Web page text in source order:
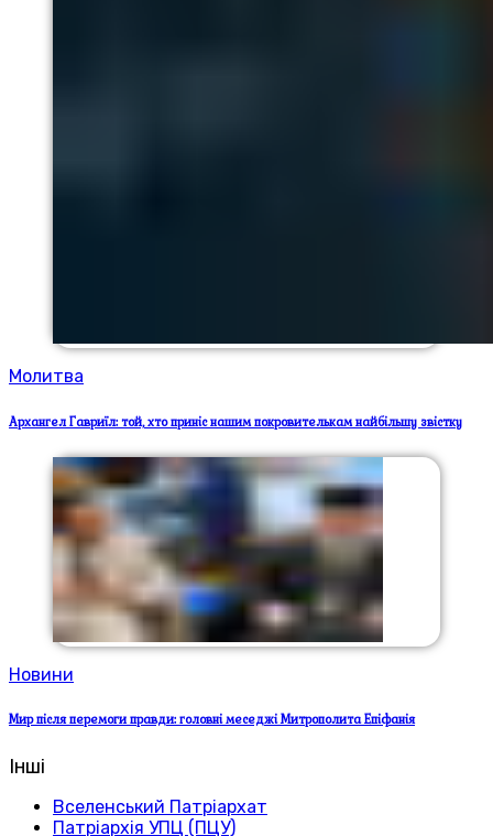
Молитва
Архангел Гавриїл: той, хто приніс нашим покровителькам найбільшу звістку
Новини
Мир після перемоги правди: головні меседжі Митрополита Епіфанія
Інші
Вселенський Патріархат
Патріархія УПЦ (ПЦУ)